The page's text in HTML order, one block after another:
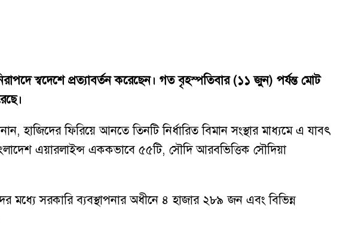
স্বদেশে প্রত্যাবর্তন করেছেন। গত বৃহস্পতিবার (১১ জুন) পর্যন্ত মোট
ফিরিয়ে আনতে তিনটি নির্ধারিত বিমান সংস্থার মাধ্যমে এ যাবৎ
এয়ারলাইন্স এককভাবে ৫৫টি, সৌদি আরবভিত্তিক সৌদিয়া
মধ্যে সরকারি ব্যবস্থাপনার অধীনে ৪ হাজার ২৮৯ জন এবং বিভিন্ন